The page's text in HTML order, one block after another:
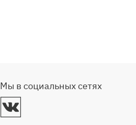
Мы в социальных сетях